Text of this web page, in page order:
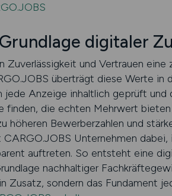
digitaler
Zuverlässigkeit und Vertrauen
überträgt diese Werte
jede Anzeige inhaltlich geprüft
finden, die echten Mehrwert
höheren Bewerberzahlen und
Unternehmen
auftreten. So entsteht eine
nachhaltiger
Zusatz, sondern das Fundament